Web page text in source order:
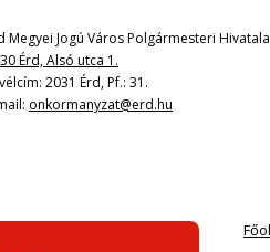
Megyei Jogú Város Polgármesteri Hivatala
Érd, Alsó utca 1.
2031 Érd, Pf.: 31.
onkormanyzat@erd.hu